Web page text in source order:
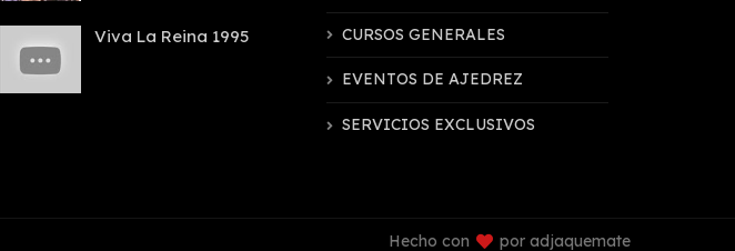
Viva La Reina 1995 CURSOS GENERALES
EVENTOS DE AJEDREZ
SERVICIOS EXCLUSIVOS
Hecho con por adjaquemate